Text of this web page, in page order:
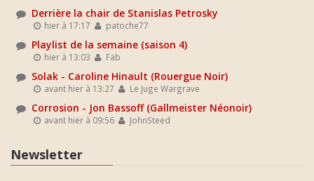
Derrière la chair de Stanislas Petrosky
hier à 17:17 patoche77
Playlist de la semaine (saison 4)
hier à 13:03 Fab
Solak - Caroline Hinault (Rouergue Noir)
avant hier à 13:27 Le Juge Wargrave
Corrosion - Jon Bassoff (Gallmeister Néonoir)
avant hier à 09:56 JohnSteed
Newsletter